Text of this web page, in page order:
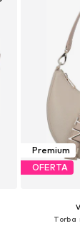
Premium
OFERTA
Torba